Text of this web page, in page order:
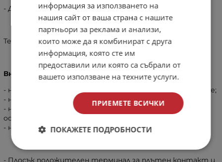
- Диаметър: 18.3 mm (±0.15mm)
Тегло: 25 g
Внимание!
- не презареждайте и не преразреждайте батериите;
- не разреждайте батерията под 2.5V;
- не окъсявайте батерията, защото това води до
освобождаването на огромно напрежение;
- не изхвърляйте батерията в огън.
- Плосък положителен терминал за плътен контакт и
информация за използването на
нашия сайт от ваша страна с нашите
партньори за реклама и анализи,
които може да я комбинират с друга
информация, която сте им
предоставили или която са събрали от
вашето използване на техните услуги.
ПРИЕМЕТЕ ВСИЧКИ
ПОКАЖЕТЕ ПОДРОБНОСТИ